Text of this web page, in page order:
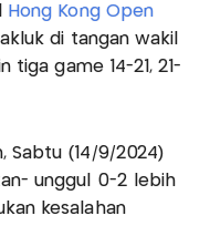
Hong Kong Open
di tangan wakil
tiga game 14-21, 21-
Sabtu (14/9/2024)
unggul 0-2 lebih
kesalahan